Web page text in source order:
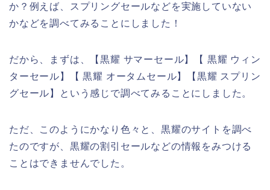
か？例えば、スプリングセールなどを実施していない
かなどを調べてみることにしました！
だから、まずは、【黒耀 サマーセール】【 黒耀 ウィン
ターセール】【 黒耀 オータムセール】【黒耀 スプリン
グセール】という感じで調べてみることにしました。
ただ、このようにかなり色々と、黒耀のサイトを調べ
たのですが、黒耀の割引セールなどの情報をみつける
ことはできませんでした。